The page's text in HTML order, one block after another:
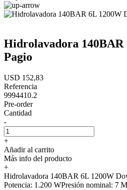
Hidrolavadora 140BAR
Pagio
USD 152,83
Referencia
9994410.2
Pre-order
Cantidad
-
+
Añadir al carrito
Más info del producto
+
Hidrolavadora 140BAR 6L 1200W
Potencia: 1.200 WPresión nominal: 7